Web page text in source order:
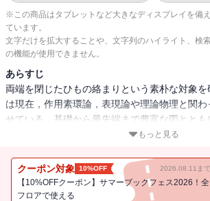
※この商品はタブレットなど大きなディスプレイを備
ています。
文字だけを拡大することや、文字列のハイライト、検
の機能が使用できません。
あらすじ
両端を閉じたひもの絡まりという素朴な対象
は現在，作用素環論，表現論や理論物理と関
せている．基礎から最先端まで豊富な図ととも
上巻は結び目の定義や表示法から，アルフ不変
この電子書籍は「固定レイアウト型」で作成さ
トなど大きなディスプレイを備えた端末で読む
す．また，文字だけを拡大すること，文字列の
もっと見る
クーポン対象 10%OFF 2026.08.11まで
【10%OFFクーポン】サマーブックフェス2026！全
フロアで使える